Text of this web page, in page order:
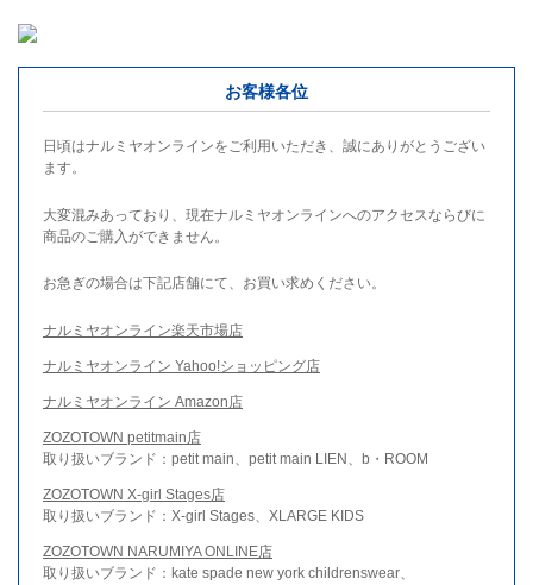
お客様各位
日頃はナルミヤオンラインをご利用いただき、誠にありがとうござい
ます。
大変混みあっており、現在ナルミヤオンラインへのアクセスならびに
商品のご購入ができません。
お急ぎの場合は下記店舗にて、お買い求めください。
ナルミヤオンライン楽天市場店
ナルミヤオンライン Yahoo!ショッピング店
ナルミヤオンライン Amazon店
ZOZOTOWN petitmain店
取り扱いブランド：petit main、petit main LIEN、b・ROOM
ZOZOTOWN X-girl Stages店
取り扱いブランド：X-girl Stages、XLARGE KIDS
ZOZOTOWN NARUMIYA ONLINE店
取り扱いブランド：kate spade new york childrenswear、